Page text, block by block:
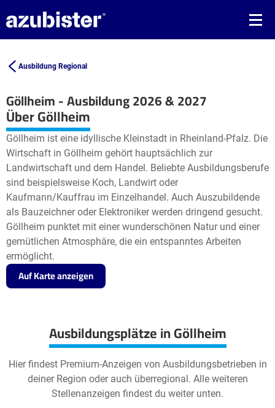
Ausbildung Regional
Göllheim - Ausbildung 2026 & 2027
+
−
Leaflet | © OpenStreetMap2
Über Göllheim
Göllheim ist eine idyllische Kleinstadt in Rheinland-Pfalz. Die
Wirtschaft in Göllheim gehört hauptsächlich zur
Landwirtschaft und dem Handel. Beliebte Ausbildungsberufe
sind beispielsweise Koch, Landwirt oder
Kaufmann/Kauffrau im Einzelhandel. Auch Auszubildende
als Bauzeichner oder Elektroniker werden dringend gesucht.
Göllheim punktet mit einer wunderschönen Natur und einer
gemütlichen Atmosphäre, die ein entspanntes Arbeiten
ermöglicht.
Auf Karte anzeigen
Ausbildungsplätze in Göllheim
Hier findest Premium-Anzeigen von Ausbildungsbetrieben in
deiner Region oder auch überregional. Alle weiteren
Stellenanzeigen findest du weiter unten.